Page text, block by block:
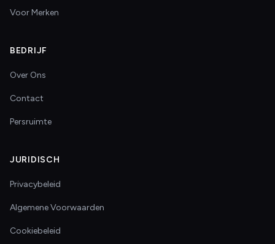
Voor Merken
BEDRIJF
Over Ons
Contact
Persruimte
JURIDISCH
Privacybeleid
Algemene Voorwaarden
Cookiebeleid